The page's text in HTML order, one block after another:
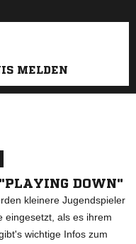
MELDEN
DOWN"
kleinere Jugendspieler
eingesetzt, als es ihrem
wichtige Infos zum